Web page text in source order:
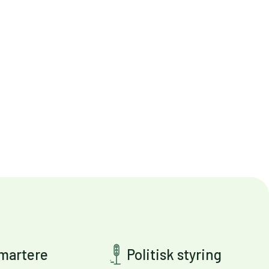
Politisk styring